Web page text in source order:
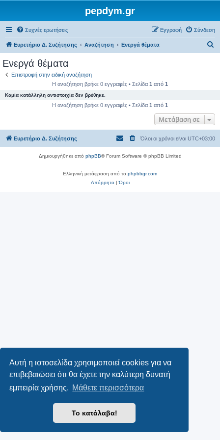
Αυτή η ιστοσελίδα χρησιμοποιεί cookies για να
επιβεβαιώσει ότι θα έχετε την καλύτερη δυνατή
εμπειρία χρήσης. Μάθετε περισσότερα
Το κατάλαβα!
pepdym.gr
Συχνές ερωτήσεις Σύνδεση
Εγγραφή
Ευρετήριο Δ. Συζήτησης Αναζήτηση Ενεργά θέματα
η
η
Ενεργά θέματα
Επιστροφή στην ειδική αναζήτηση
Η αναζήτηση βρήκε 0 εγγραφές • Σελίδα 1 από 1
Καμία κατάλληλη αντιστοιχία δεν βρέθηκε.
Η αναζήτηση βρήκε 0 εγγραφές • Σελίδα 1 από 1
Μετάβαση σε
Ευρετήριο Δ. Συζήτησης Όλοι οι χρόνοι είναι UTC+03:00
Δημιουργήθηκε από phpBB® Forum Software © phpBB Limited
Ελληνική μετάφραση από το phpbbgr.com
Απόρρητο|Όροι